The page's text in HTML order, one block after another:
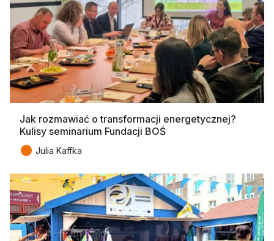
Jak rozmawiać o transformacji energetycznej?
Kulisy seminarium Fundacji BOŚ
● Julia Kaffka